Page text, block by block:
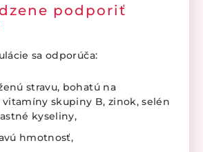
podporiť
sa odporúča:
stravu, bohatú na
skupiny B, zinok, selén
kyseliny,
hmotnosť,